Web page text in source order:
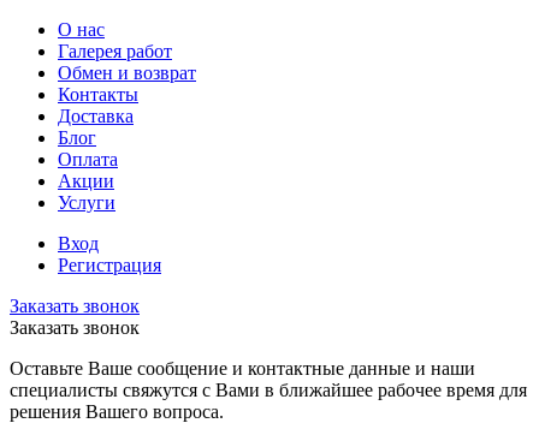
О нас
Галерея работ
Обмен и возврат
Контакты
Доставка
Блог
Оплата
Акции
Услуги
Вход
Регистрация
Заказать звонок
Заказать звонок
Оставьте Ваше сообщение и контактные данные и наши
специалисты свяжутся с Вами в ближайшее рабочее время для
решения Вашего вопроса.